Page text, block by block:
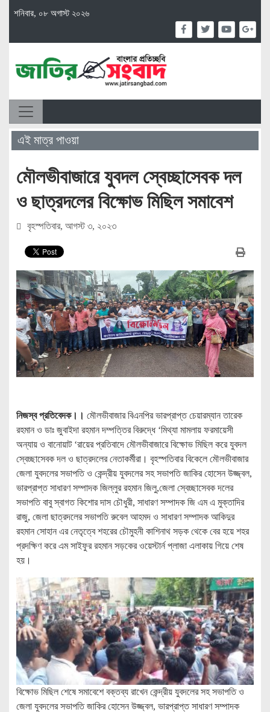
শনিবার, ০৮ অগাস্ট ২০২৬
এই মাত্র পাওয়া
মৌলভীবাজারে যুবদল স্বেচ্ছাসেবক দল
ও ছাত্রদলের বিক্ষোভ মিছিল সমাবেশ
বৃহস্পতিবার, আগস্ট ৩, ২০২৩
নিজস্ব প্রতিবেদক।। মৌলভীবাজার বিএনপির ভারপ্রাপ্ত চেয়ারম্যান তারেক
রহমান ও ডাঃ জুবাইদা রহমান দম্পত্তির বিরুদ্ধে ‘মিথ্যা মামলায় ফরমায়েসী
অন্যায় ও বানোয়াট ‘রায়ের প্রতিবাদে মৌলভীবাজারে বিক্ষোভ মিছিল করে যুবদল
স্বেচ্ছাসেবক দল ও ছাত্রদলের নেতাকর্মীরা। বৃহস্পতিবার বিকেলে মৌলভীবাজার
জেলা যুবদলের সভাপতি ও কেন্দ্রীয় যুবদলের সহ সভাপতি জাকির হোসেন উজ্জ্বল,
ভারপ্রাপ্ত সাধারণ সম্পাদক জিল্লুর রহমান জিলু,জেলা স্বেচ্ছাসেবক দলের
সভাপতি বাবু স্বাগত কিশোর দাস চৌধুরী, সাধারণ সম্পাদক জি এম এ মুক্তাদির
রাজু, জেলা ছাত্রদলের সভাপতি রুবেল আহমদ ও সাধারণ সম্পাদক আকিদুর
রহমান সোহান এর নেতৃত্বে শহরের চৌমুহনী কাশিনাথ সড়ক থেকে বের হয়ে শহর
প্রদক্ষিণ করে এম সাইফুর রহমান সড়কের ওয়েস্টার্ন প্লাজা এলাকায় গিয়ে শেষ
হয়।
বিক্ষোভ মিছিল শেষে সমাবেশে বক্তব্য রাখেন কেন্দ্রীয় যুবদলের সহ সভাপতি ও
জেলা যুবদলের সভাপতি জাকির হোসেন উজ্জ্বল, ভারপ্রাপ্ত সাধারণ সম্পাদক